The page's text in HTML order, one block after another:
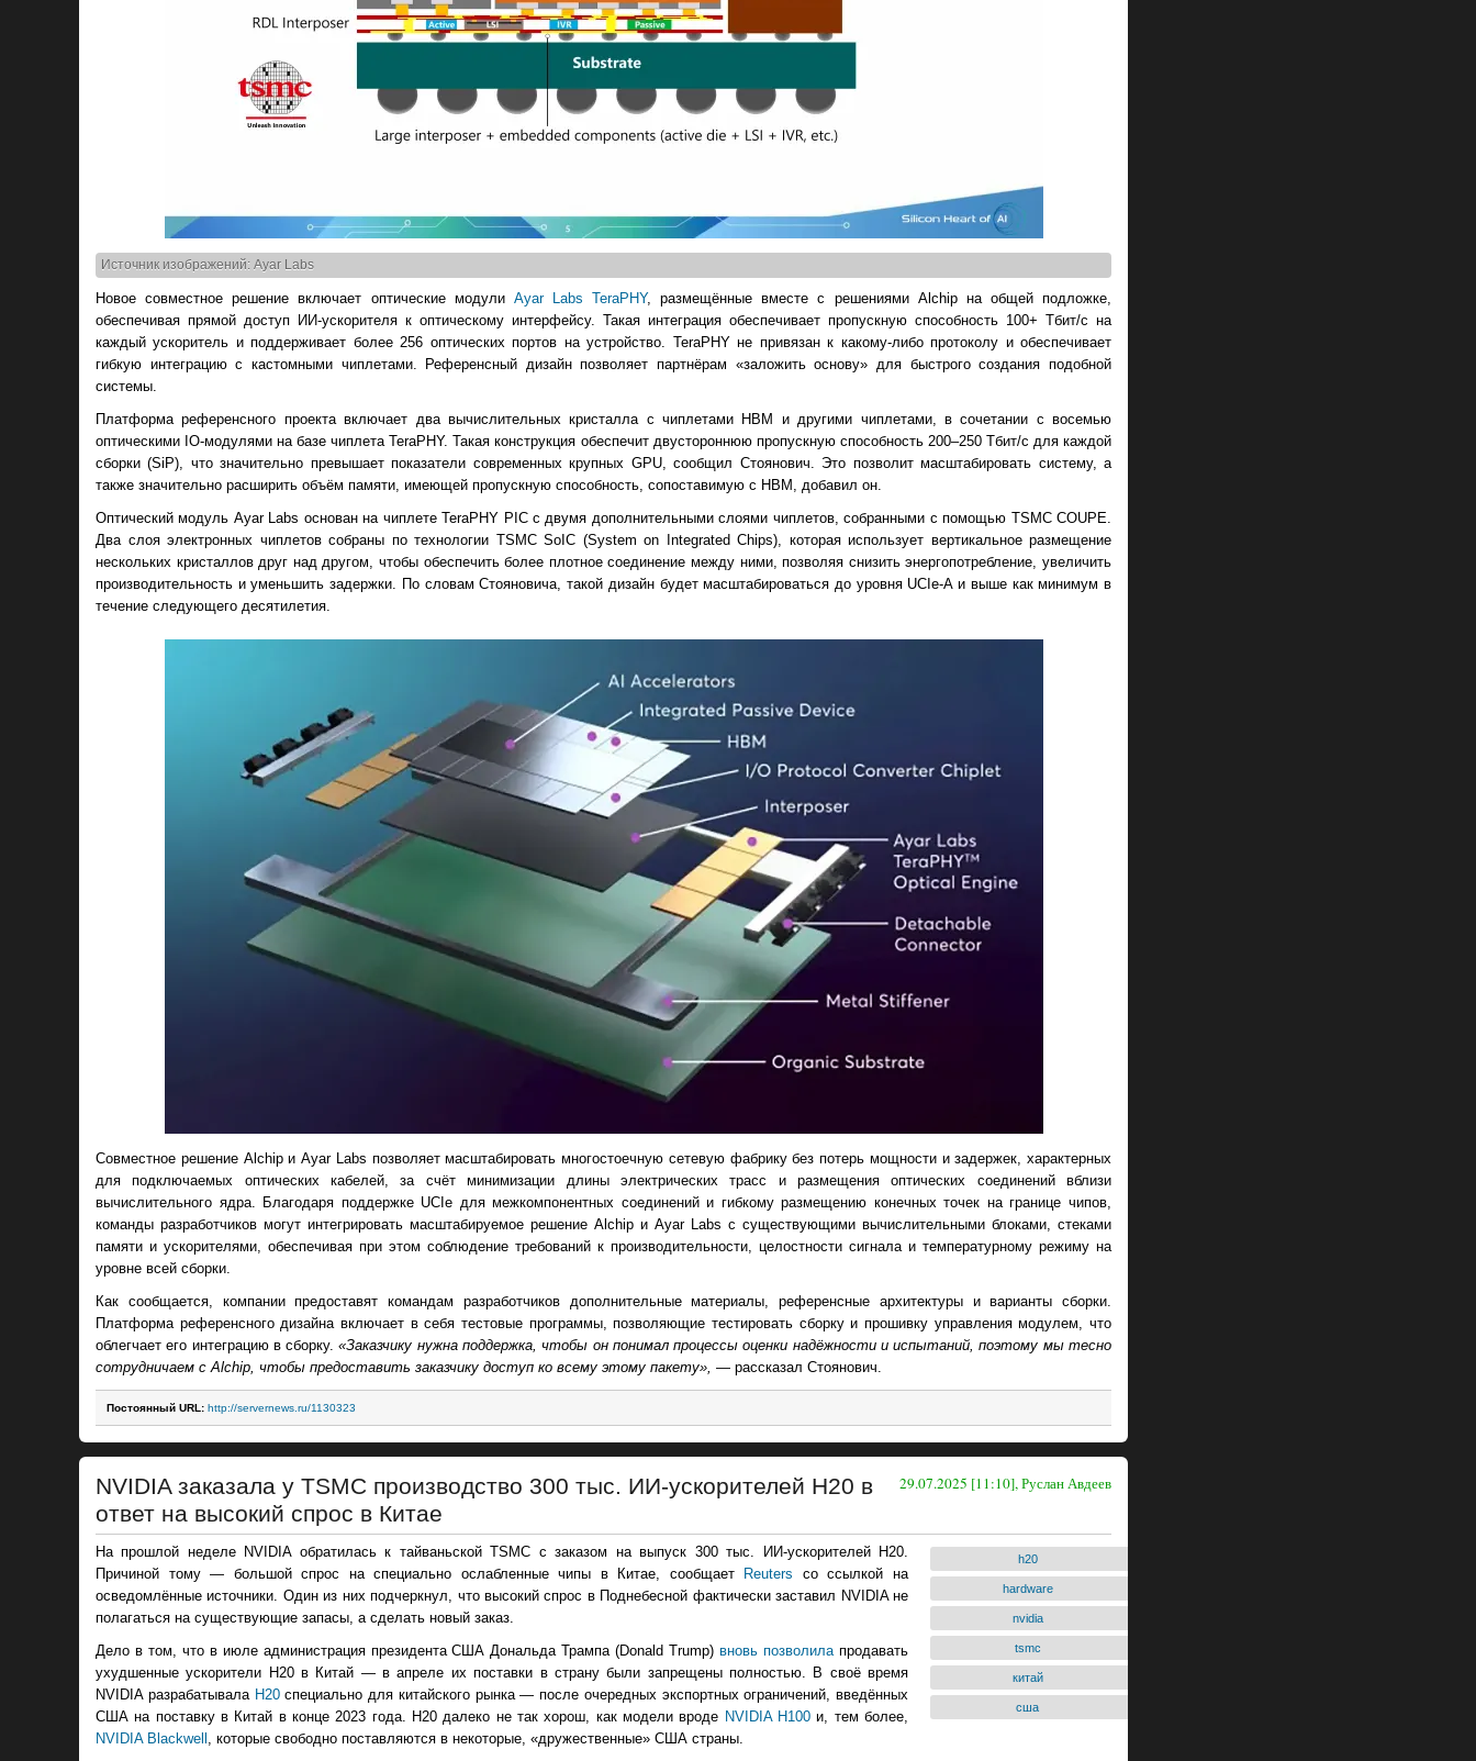
Источник изображений: Ayar Labs
Новое совместное решение включает оптические модули Ayar Labs TeraPHY, размещённые вместе с решениями Alchip на общей подложке,
обеспечивая прямой доступ ИИ-ускорителя к оптическому интерфейсу. Такая интеграция обеспечивает пропускную способность 100+ Тбит/с на
каждый ускоритель и поддерживает более 256 оптических портов на устройство. TeraPHY не привязан к какому-либо протоколу и обеспечивает
гибкую интеграцию с кастомными чиплетами. Референсный дизайн позволяет партнёрам «заложить основу» для быстрого создания подобной
системы.
Платформа референсного проекта включает два вычислительных кристалла с чиплетами HBM и другими чиплетами, в сочетании с восемью
оптическими IO-модулями на базе чиплета TeraPHY. Такая конструкция обеспечит двустороннюю пропускную способность 200–250 Тбит/с для каждой
сборки (SiP), что значительно превышает показатели современных крупных GPU, сообщил Стоянович. Это позволит масштабировать систему, а
также значительно расширить объём памяти, имеющей пропускную способность, сопоставимую с HBM, добавил он.
Оптический модуль Ayar Labs основан на чиплете TeraPHY PIC с двумя дополнительными слоями чиплетов, собранными с помощью TSMC COUPE.
Два слоя электронных чиплетов собраны по технологии TSMC SoIC (System on Integrated Chips), которая использует вертикальное размещение
нескольких кристаллов друг над другом, чтобы обеспечить более плотное соединение между ними, позволяя снизить энергопотребление, увеличить
производительность и уменьшить задержки. По словам Стояновича, такой дизайн будет масштабироваться до уровня UCIe-A и выше как минимум в
течение следующего десятилетия.
Совместное решение Alchip и Ayar Labs позволяет масштабировать многостоечную сетевую фабрику без потерь мощности и задержек, характерных
для подключаемых оптических кабелей, за счёт минимизации длины электрических трасс и размещения оптических соединений вблизи
вычислительного ядра. Благодаря поддержке UCIe для межкомпонентных соединений и гибкому размещению конечных точек на границе чипов,
команды разработчиков могут интегрировать масштабируемое решение Alchip и Ayar Labs с существующими вычислительными блоками, стеками
памяти и ускорителями, обеспечивая при этом соблюдение требований к производительности, целостности сигнала и температурному режиму на
уровне всей сборки.
Как сообщается, компании предоставят командам разработчиков дополнительные материалы, референсные архитектуры и варианты сборки.
Платформа референсного дизайна включает в себя тестовые программы, позволяющие тестировать сборку и прошивку управления модулем, что
облегчает его интеграцию в сборку.«Заказчику нужна поддержка, чтобы он понимал процессы оценки надёжности и испытаний, поэтому мы тесно
сотрудничаем с Alchip, чтобы предоставить заказчику доступ ко всему этому пакету», — рассказал Стоянович.
Постоянный URL: http://servernews.ru/1130323
29.07.2025 [11:10], Руслан Авдеев
NVIDIA заказала у TSMC производство 300 тыс. ИИ-ускорителей H20 в
ответ на высокий спрос в Китае
h20
hardware
nvidia
tsmc
китай
сша
На прошлой неделе NVIDIA обратилась к тайваньской TSMC с заказом на выпуск 300 тыс. ИИ-ускорителей H20.
Причиной тому — большой спрос на специально ослабленные чипы в Китае, сообщает Reuters со ссылкой на
осведомлённые источники. Один из них подчеркнул, что высокий спрос в Поднебесной фактически заставил NVIDIA не
полагаться на существующие запасы, а сделать новый заказ.
Дело в том, что в июле администрация президента США Дональда Трампа (Donald Trump)вновь позволила продавать
ухудшенные ускорители H20 в Китай — в апреле их поставки в страну были запрещены полностью. В своё время
NVIDIA разрабатывала H20специально для китайского рынка — после очередных экспортных ограничений, введённых
США на поставку в Китай в конце 2023 года. H20 далеко не так хорош, как модели вроде NVIDIA H100 и, тем более,
NVIDIA Blackwell , которые свободно поставляются в некоторые, «дружественные» США страны.